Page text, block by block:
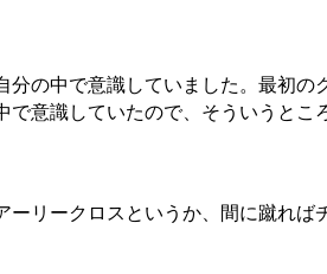
の中で意識していました。最初
意識していたので、そういうと
リークロスというか、間に蹴れ